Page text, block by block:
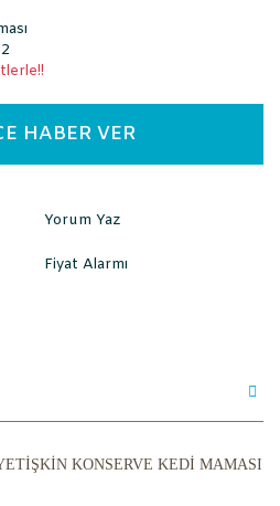
HABER VER
Yorum Yaz
Fiyat Alarmı
KONSERVE KEDİ MAMASI